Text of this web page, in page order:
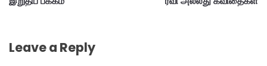
navigation
Leave a Reply